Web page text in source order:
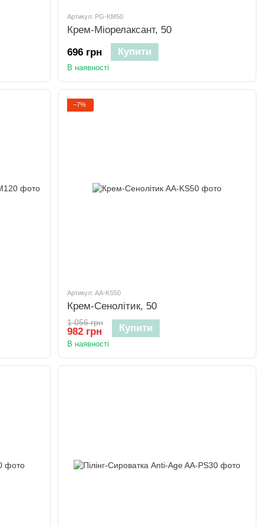
Артикул: PG-KM50
Крем-Міорелаксант, 50
696 грн
Купити
В наявності
−7%
Артикул: AA-KS50
Крем-Сенолітик, 50
1 056 грн
982 грн Купити
В наявності